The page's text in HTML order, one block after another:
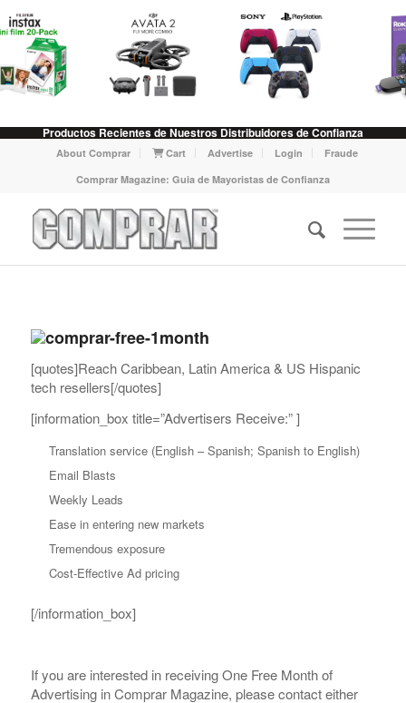
Productos Recientes de Nuestros Distribuidores de Confianza
About Comprar Cart Advertise Login
Fraude
Comprar Magazine: Guia de Mayoristas de Confianza
[quotes]Reach Caribbean, Latin America & US Hispanic
tech resellers[/quotes]
[information_box title=”Advertisers Receive:” ]
Translation service (English – Spanish; Spanish to English)
Email Blasts
Weekly Leads
Ease in entering new markets
Tremendous exposure
Cost-Effective Ad pricing
[/information_box]
If you are interested in receiving One Free Month of
Advertising in Comprar Magazine, please contact either